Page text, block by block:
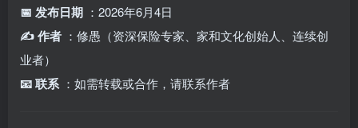
📅 发布日期 ：2026年6月4日
✍️ 作者 ：修愚（资深保险专家、家和文化创始人、连续创
业者）
📧 联系 ：如需转载或合作，请联系作者